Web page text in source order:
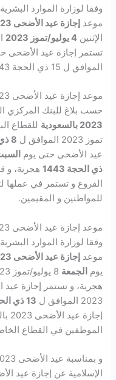
وفقا لوزارة الموارد
موعدإجازة عيد الأضحى 2023 للقطاع الحكومي
الإثنين4 يوليو/تموز 2023
تستمر إجازة عيد
الموافق ل 15 ذي الحجة 1443 هجرية.
موعد إجازة عيد الأضحى 2023 بالسعودية للقطاع البنكي
حسب بلاغ للبنك المركزي
2023 بالسعودية
للقطاع
تموز 2023 الموافق ل
8 ذي الحجة 1443
عيد الأضحى حتى يوم
ذي الحجة 1443
هجرية، و
الفروع و تستمر في عملها
للمواطنين و المقيمين.
موعد إجازة عيد الأضحى 2023 بالسعودية للقطاع الخاص
وفقا لوزارة الموارد
موعد
إجازة عيد الأضحى 2023
يوم الجمعة
هجرية، و تستمر إجازة
2023 الموافق ل
13 ذي الحجة 1443
الموظفين في القطاع
الإسلامية عن إجازة عيد الأضحى 2023 للقطاعين